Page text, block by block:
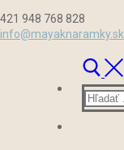
na
421 948 768 828
info@mayaknaramky.sk
Hľadať: